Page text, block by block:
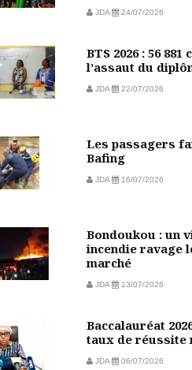
JDA 24/07/2026
BTS 2026 : 56
l’assaut du
JDA 22/07/2026
Les passagers
Bafing
JDA 16/07/2026
Bondoukou : un
incendie ravage
marché
JDA 13/07/2026
Baccalauréat
taux de réussite
JDA 06/07/2026